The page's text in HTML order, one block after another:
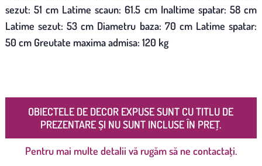
sezut: 51 cm Latime scaun: 61.5 cm Inaltime spatar: 58 cm
Latime sezut: 53 cm Diametru baza: 70 cm Latime spatar:
50 cm Greutate maxima admisa: 120 kg
OBIECTELE DE DECOR EXPUSE SUNT CU TITLU DE
PREZENTARE ȘI NU SUNT INCLUSE ÎN PREȚ.
Pentru mai multe detalii vă rugăm să ne contactați.